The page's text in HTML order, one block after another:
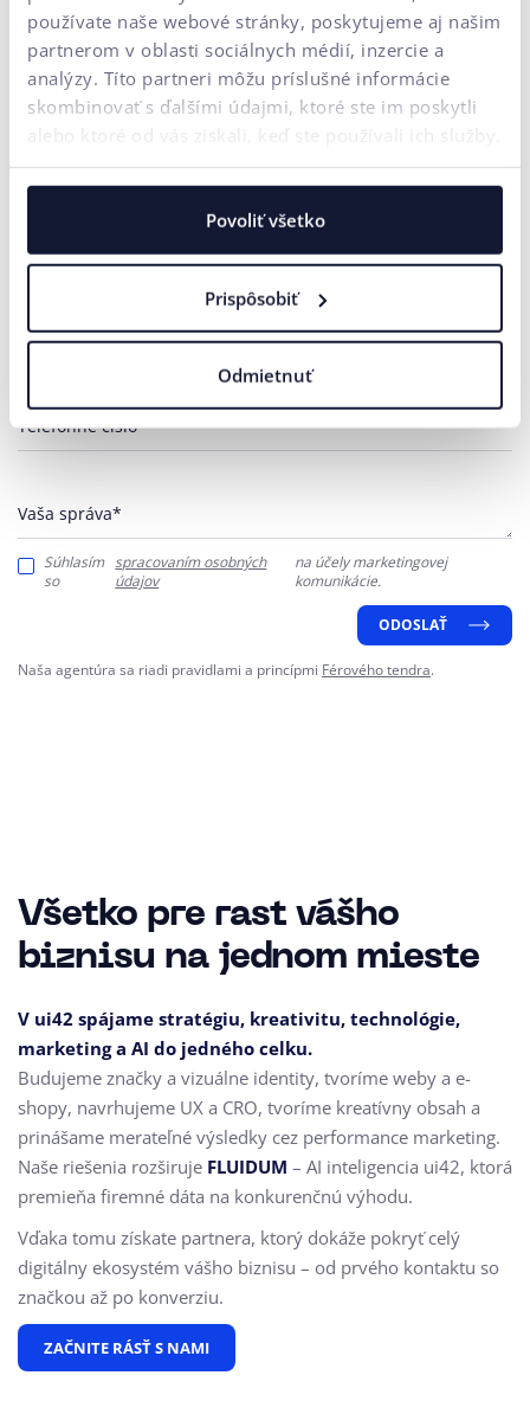
používate naše webové stránky, poskytujeme aj našim
partnerom v oblasti sociálnych médií, inzercie a
analýzy. Títo partneri môžu príslušné informácie
skombinovať s ďalšími údajmi, ktoré ste im poskytli
alebo ktoré od vás získali, keď ste používali ich služby.
Povoliť všetko
Prispôsobiť
Odmietnuť
E-mailová adresa*
Telefónne číslo
Vaša správa*
Súhlasím
so
spracovaním osobných
údajov
na účely marketingovej
komunikácie.
ODOSLAŤ
Naša agentúra sa riadi pravidlami a princípmi Férového tendra.
Všetko pre rast vášho
biznisu na jednom mieste
V ui42 spájame stratégiu, kreativitu, technológie,
marketing a AI do jedného celku.
Budujeme značky a vizuálne identity, tvoríme weby a e-
shopy, navrhujeme UX a CRO, tvoríme kreatívny obsah a
prinášame merateľné výsledky cez performance marketing.
Naše riešenia rozširuje FLUIDUM – AI inteligencia ui42, ktorá
premieňa firemné dáta na konkurenčnú výhodu.
Vďaka tomu získate partnera, ktorý dokáže pokryť celý
digitálny ekosystém vášho biznisu – od prvého kontaktu so
značkou až po konverziu.
ZAČNITE RÁSŤ S NAMI